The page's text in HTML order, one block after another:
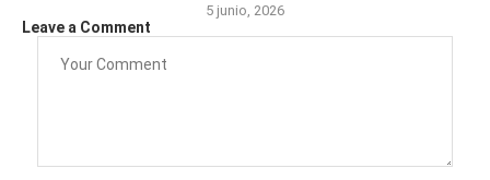
5 junio, 2026
Leave a Comment